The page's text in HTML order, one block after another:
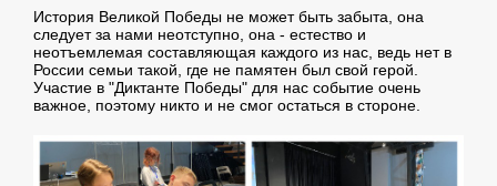
История Великой Победы не может быть забыта, она
следует за нами неотступно, она - естество и
неотъемлемая составляющая каждого из нас, ведь нет в
России семьи такой, где не памятен был свой герой.
Участие в "Диктанте Победы" для нас событие очень
важное, поэтому никто и не смог остаться в стороне.